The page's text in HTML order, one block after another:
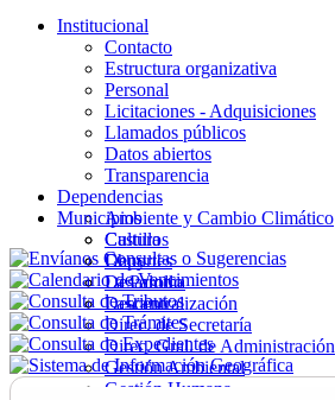
Institucional
Contacto
Estructura organizativa
Personal
Licitaciones - Adquisiciones
Llamados públicos
Datos abiertos
Transparencia
Dependencias
Ambiente y Cambio Climático
Cultura
Deportes
Desarrollo
Descentralización
Direc. de Secretaría
Direc. Gral. de Administración
Gestión Ambiental
Gestión Humana
Municipios
Castillos
Chuy
La Paloma
Lascano